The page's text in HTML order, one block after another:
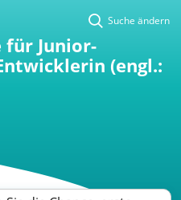
Suche ändern
für Junior-
(engl.: